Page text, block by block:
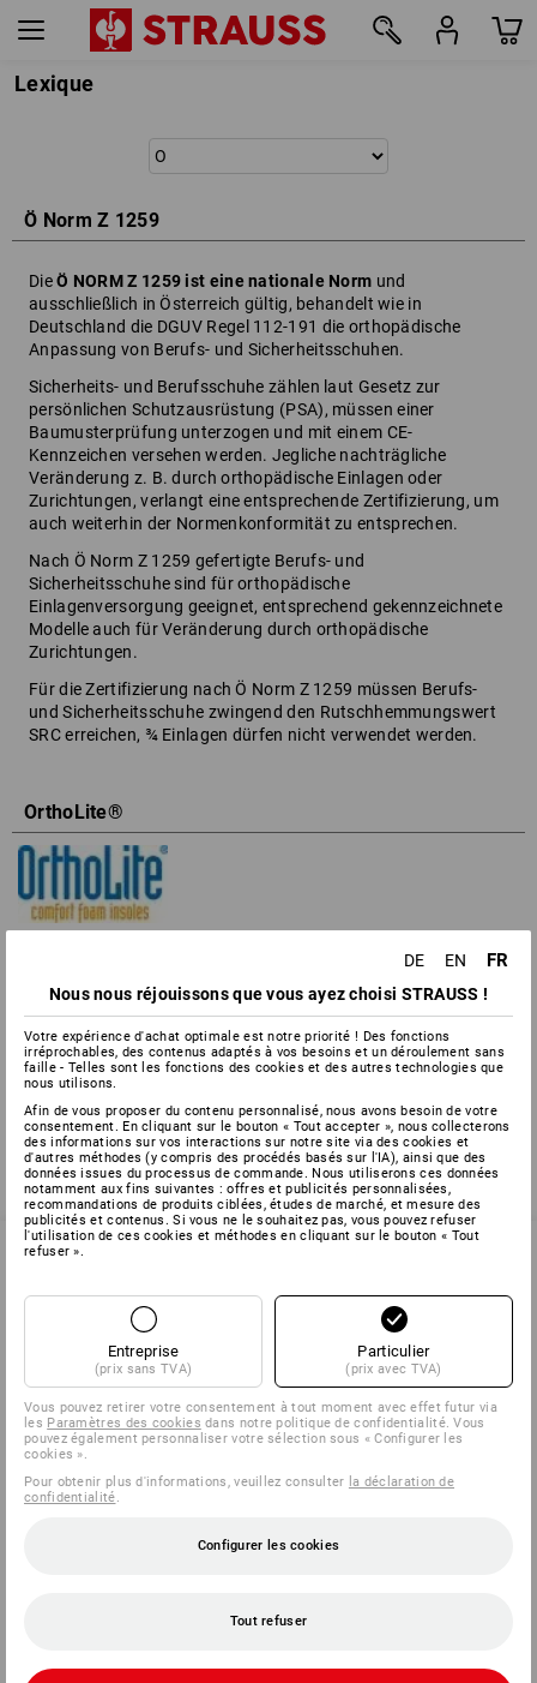
Lexique
Ö Norm Z 1259
DieÖ NORM Z 1259 ist eine nationale Norm und
ausschließlich in Österreich gültig, behandelt wie in
Deutschland die DGUV Regel 112-191 die orthopädische
Anpassung von Berufs- und Sicherheitsschuhen.
Sicherheits- und Berufsschuhe zählen laut Gesetz zur
persönlichen Schutzausrüstung (PSA), müssen einer
Baumusterprüfung unterzogen und mit einem CE-
Kennzeichen versehen werden. Jegliche nachträgliche
Veränderung z. B. durch orthopädische Einlagen oder
Zurichtungen, verlangt eine entsprechende Zertifizierung, um
auch weiterhin der Normenkonformität zu entsprechen.
Nach Ö Norm Z 1259 gefertigte Berufs- und
Sicherheitsschuhe sind für orthopädische
Einlagenversorgung geeignet, entsprechend gekennzeichnete
Modelle auch für Veränderung durch orthopädische
Zurichtungen.
Für die Zertifizierung nach Ö Norm Z 1259 müssen Berufs-
und Sicherheitsschuhe zwingend den Rutschhemmungswert
SRC erreichen, ¾ Einlagen dürfen nicht verwendet werden.
OrthoLite®
antibakteriell & geruchshemmend
langlebige Stoßdämpfung
zurück
SERVICE 0 60 50 / 97 10 12
SERVICE
ENTREPRISES
INFORMATION
MÉTHODES DE PAIEMENT
DE EN FR
Nous nous réjouissons que vous ayez choisi STRAUSS !
Votre expérience d'achat optimale est notre priorité ! Des fonctions
irréprochables, des contenus adaptés à vos besoins et un déroulement sans
faille - Telles sont les fonctions des cookies et des autres technologies que
nous utilisons.
Afin de vous proposer du contenu personnalisé, nous avons besoin de votre
consentement. En cliquant sur le bouton « Tout accepter », nous collecterons
des informations sur vos interactions sur notre site via des cookies et
d'autres méthodes (y compris des procédés basés sur l'IA), ainsi que des
données issues du processus de commande. Nous utiliserons ces données
notamment aux fins suivantes : offres et publicités personnalisées,
recommandations de produits ciblées, études de marché, et mesure des
publicités et contenus. Si vous ne le souhaitez pas, vous pouvez refuser
l'utilisation de ces cookies et méthodes en cliquant sur le bouton « Tout
refuser ».
Entreprise
(prix sans TVA)
Particulier
(prix avec TVA)
Vous pouvez retirer votre consentement à tout moment avec effet futur via
les Paramètres des cookies dans notre politique de confidentialité. Vous
pouvez également personnaliser votre sélection sous « Configurer les
cookies ».
Pour obtenir plus d'informations, veuillez consulter la déclaration de
confidentialité
Configurer les cookies
Tout refuser